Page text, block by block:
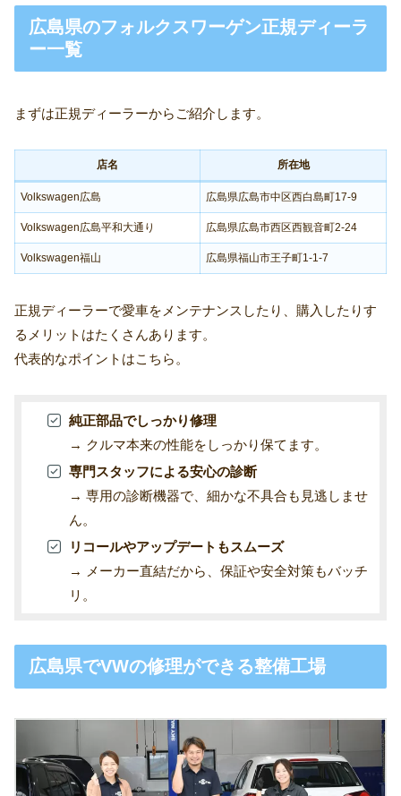
広島県のフォルクスワーゲン正規ディーラ
ー一覧
まずは正規ディーラーからご紹介します。
店名 所在地
Volkswagen広島 広島県広島市中区西白島町17-9
Volkswagen広島平和大通り 広島県広島市西区西観音町2-24
Volkswagen福山 広島県福山市王子町1-1-7
正規ディーラーで愛車をメンテナンスしたり、購入したりす
るメリットはたくさんあります。
代表的なポイントはこちら。
純正部品でしっかり修理
→ クルマ本来の性能をしっかり保てます。
専門スタッフによる安心の診断
→ 専用の診断機器で、細かな不具合も見逃しませ
ん。
リコールやアップデートもスムーズ
→ メーカー直結だから、保証や安全対策もバッチ
リ。
広島県でVWの修理ができる整備工場